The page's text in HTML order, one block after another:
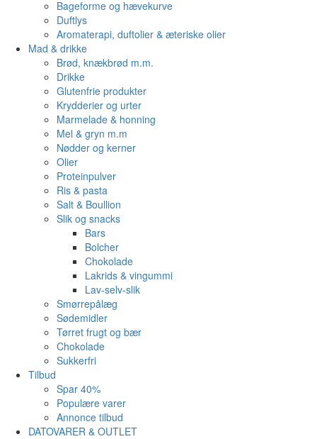
Bageforme og hævekurve
Duftlys
Aromaterapi, duftolier & æteriske olier
Mad & drikke
Brød, knækbrød m.m.
Drikke
Glutenfrie produkter
Krydderier og urter
Marmelade & honning
Mel & gryn m.m
Nødder og kerner
Olier
Proteinpulver
Ris & pasta
Salt & Boullion
Slik og snacks
Bars
Bolcher
Chokolade
Lakrids & vingummi
Lav-selv-slik
Smørrepålæg
Sødemidler
Tørret frugt og bær
Chokolade
Sukkerfri
Tilbud
Spar 40%
Populære varer
Annonce tilbud
DATOVARER & OUTLET